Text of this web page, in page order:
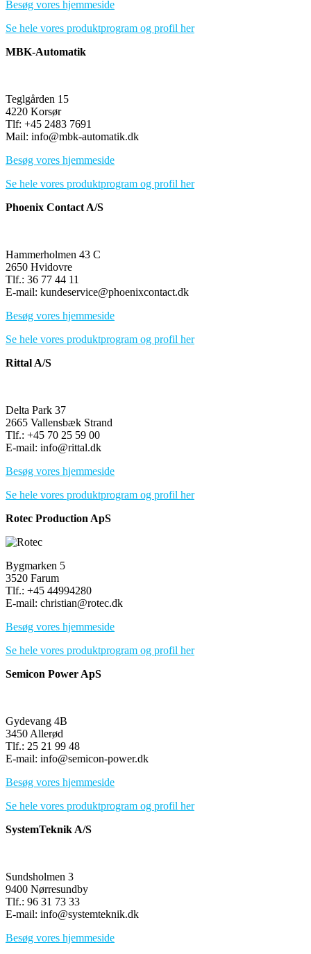
Besøg vores hjemmeside
Se hele vores produktprogram og profil her
MBK-Automatik
Teglgården 15
4220 Korsør
Tlf: +45 2483 7691
Mail: info@mbk-automatik.dk
Besøg vores hjemmeside
Se hele vores produktprogram og profil her
Phoenix Contact A/S
Hammerholmen 43 C
2650 Hvidovre
Tlf.: 36 77 44 11
E-mail: kundeservice@phoenixcontact.dk
Besøg vores hjemmeside
Se hele vores produktprogram og profil her
Rittal A/S
Delta Park 37
2665 Vallensbæk Strand
Tlf.: +45 70 25 59 00
E-mail: info@rittal.dk
Besøg vores hjemmeside
Se hele vores produktprogram og profil her
Rotec Production ApS
Bygmarken 5
3520 Farum
Tlf.: +45 44994280
E-mail: christian@rotec.dk
Besøg vores hjemmeside
Se hele vores produktprogram og profil her
Semicon Power ApS
Gydevang 4B
3450 Allerød
Tlf.: 25 21 99 48
E-mail: info@semicon-power.dk
Besøg vores hjemmeside
Se hele vores produktprogram og profil her
SystemTeknik A/S
Sundsholmen 3
9400 Nørresundby
Tlf.: 96 31 73 33
E-mail: info@systemteknik.dk
Besøg vores hjemmeside